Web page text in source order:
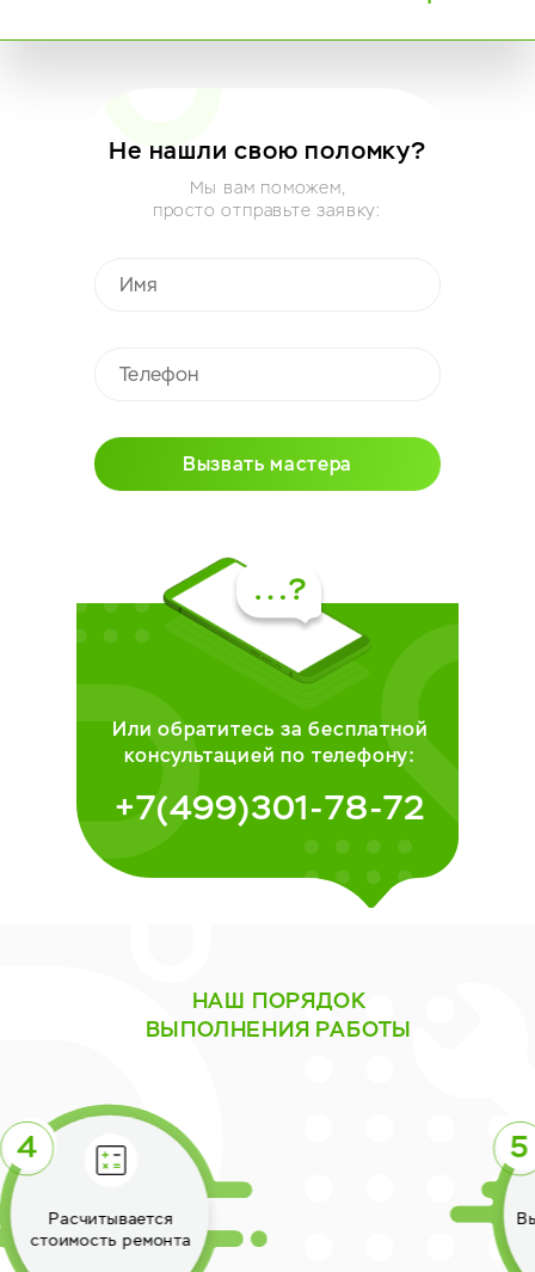
Не нашли свою поломку?
Мы вам поможем,
просто отправьте заявку:
Вызвать мастера
Или обратитесь за бесплатной
консультацией по телефону:
+7(499)301-78-72
НАШ ПОРЯДОК
ВЫПОЛНЕНИЯ РАБОТЫ
техники